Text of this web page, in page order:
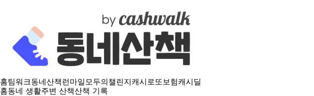
홈팀워크동네산책 런마일모두의챌린지캐시로또보험캐시딜
홈동네 생활주변 산책산책 기록